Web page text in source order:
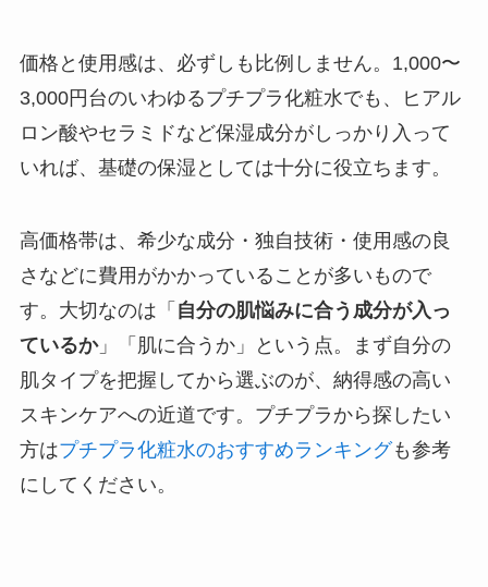
価格と使用感は、必ずしも比例しません。1,000〜
3,000円台のいわゆるプチプラ化粧水でも、ヒアル
ロン酸やセラミドなど保湿成分がしっかり入って
いれば、基礎の保湿としては十分に役立ちます。
高価格帯は、希少な成分・独自技術・使用感の良
さなどに費用がかかっていることが多いもので
す。大切なのは「 自分の肌悩みに合う成分が入っ
ているか」「肌に合うか」という点。まず自分の
肌タイプを把握してから選ぶのが、納得感の高い
スキンケアへの近道です。プチプラから探したい
方はプチプラ化粧水のおすすめランキングも参考
にしてください。